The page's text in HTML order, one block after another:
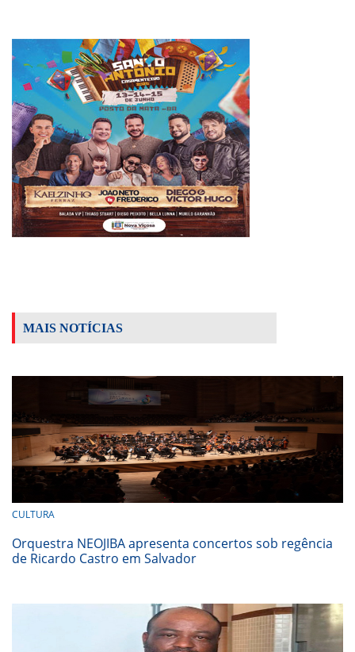
MAIS NOTÍCIAS
CULTURA
Orquestra NEOJIBA apresenta concertos sob regência
de Ricardo Castro em Salvador